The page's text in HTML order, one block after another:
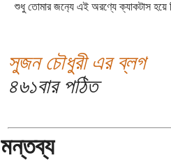
শুধু তোমার জন‌্যে এই অরণ্যে ক্যাকটাস হয়ে
সুজন চৌধুরী এর ব্লগ
৪৬১বার পঠিত
মন্তব্য